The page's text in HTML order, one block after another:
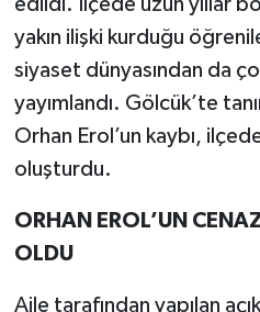
edildi. İlçede uzun yıllar
yakın ilişki kurduğu
siyaset dünyasından da
yayımlandı. Gölcük’te
Orhan Erol’un kaybı,
oluşturdu.
ORHAN EROL’UN
OLDU
Aile tarafından yapılan